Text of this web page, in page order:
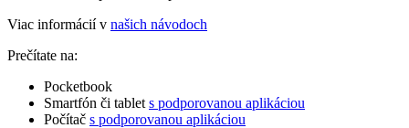
Viac informácií v našich návodoch
Prečítate na:
Pocketbook
Smartfón či tablet s podporovanou aplikáciou
Počítač s podporovanou aplikáciou